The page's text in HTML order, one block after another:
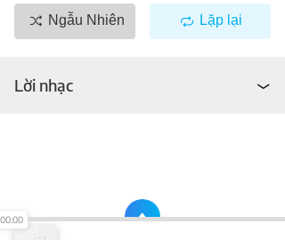
Ngẫu Nhiên Lặp lại
Lời nhạc
00:00